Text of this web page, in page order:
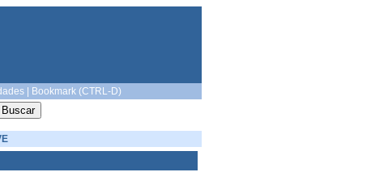
| Bookmark (CTRL-D)